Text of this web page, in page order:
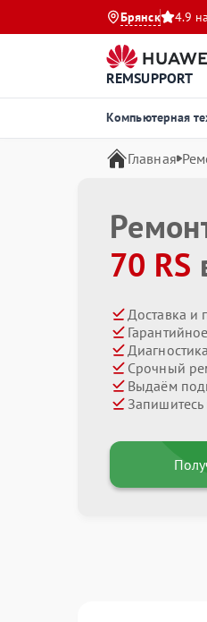
Брянск 4.9
REMSUPPORT
Компьютерная
Главная
70 RS
Доставка и
Срочный
Выдаём